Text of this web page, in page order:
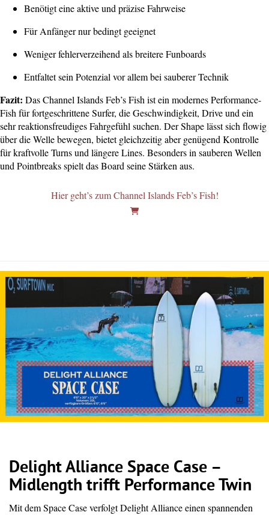
Benötigt eine aktive und präzise Fahrweise
Für Anfänger nur bedingt geeignet
Weniger fehlerverzeihend als breitere Funboards
Entfaltet sein Potenzial vor allem bei sauberer Technik
Fazit: Das Channel Islands Feb’s Fish ist ein modernes Performance-
Fish für fortgeschrittene Surfer, die Geschwindigkeit, Drive und ein
sehr reaktionsfreudiges Fahrgefühl suchen. Der Shape lässt sich flowig
über die Welle bewegen, bietet gleichzeitig aber genügend Kontrolle
für kraftvolle Turns und längere Lines. Besonders in sauberen Wellen
und Pointbreaks spielt das Board seine Stärken aus.
Hier geht’s zum Channel Islands Feb’s Fish!
Delight Alliance Space Case –
Midlength trifft Performance Twin
Mit dem Space Case verfolgt Delight Alliance einen spannenden